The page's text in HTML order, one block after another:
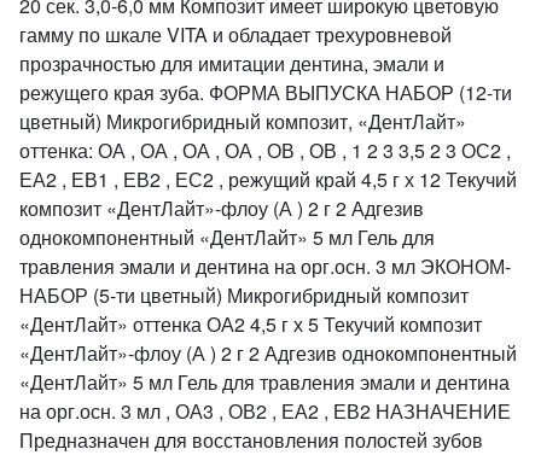
гамму по шкале VITA и обладает трехуровневой
прозрачностью для имитации дентина, эмали и
режущего края зуба. ФОРМА ВЫПУСКА НАБОР (12-ти
цветный) Микрогибридный композит, «ДентЛайт»
оттенка: ОА , ОА , ОА , ОА , ОВ , ОВ , 1 2 3 3,5 2 3 ОС2 ,
ЕА2 , ЕВ1 , ЕВ2 , ЕС2 , режущий край 4,5 г х 12 Текучий
композит «ДентЛайт»-флоу (А ) 2 г 2 Адгезив
однокомпонентный «ДентЛайт» 5 мл Гель для
травления эмали и дентина на орг.осн. 3 мл ЭКОНОМ-
НАБОР (5-ти цветный) Микрогибридный композит
«ДентЛайт» оттенка ОА2 4,5 г х 5 Текучий композит
«ДентЛайт»-флоу (А ) 2 г 2 Адгезив однокомпонентный
«ДентЛайт» 5 мл Гель для травления эмали и дентина
на орг.осн. 3 мл , ОА3 , ОВ2 , ЕА2 , ЕВ2 НАЗНАЧЕНИЕ
Предназначен для восстановления полостей зубов